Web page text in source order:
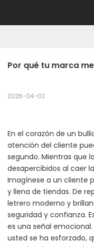
Por qué tu marca
2026-04-02
En el corazón de un
atención del cliente
segundo. Mientras que
desapercibidos al caer
Imagínese a un cliente
y llena de tiendas. De
letrero moderno y
seguridad y confianza.
es una señal
usted se ha esforzado,